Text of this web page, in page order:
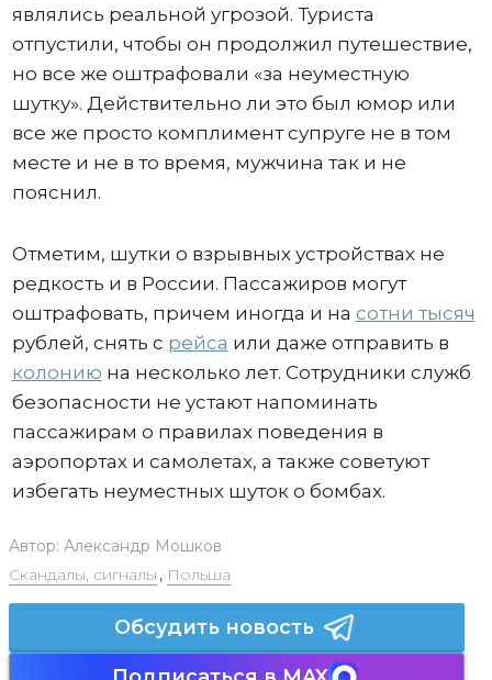
являлись реальной угрозой. Туриста
отпустили, чтобы он продолжил путешествие,
но все же оштрафовали «за неуместную
шутку». Действительно ли это был юмор или
все же просто комплимент супруге не в том
месте и не в то время, мужчина так и не
пояснил.
Отметим, шутки о взрывных устройствах не
редкость и в России. Пассажиров могут
оштрафовать, причем иногда и на сотни тысяч
рублей, снять с рейса или даже отправить в
колонию на несколько лет. Сотрудники служб
безопасности не устают напоминать
пассажирам о правилах поведения в
аэропортах и самолетах, а также советуют
избегать неуместных шуток о бомбах.
Автор: Александр Мошков
Скандалы, сигналы , Польша
Обсудить новость